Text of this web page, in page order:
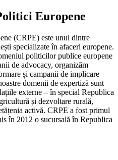
Europene
(CRPE) este unul dintre
specializate în afaceri europene.
politicilor publice europene
de advocacy, organizăm
și campanii de implicare
domenii de expertiză sunt
externe – în special Republica
și dezvoltare rurală,
activă. CRPE a fost primul
în 2012 o sucursală în Republica